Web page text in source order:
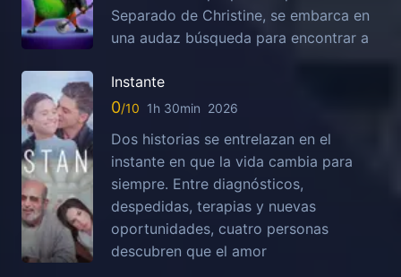
Separado de Christine, se embarca en
una audaz búsqueda para encontrar a
Instante
0 1h 30min 2026
Dos historias se entrelazan en el
instante en que la vida cambia para
siempre. Entre diagnósticos,
despedidas, terapias y nuevas
oportunidades, cuatro personas
descubren que el amor